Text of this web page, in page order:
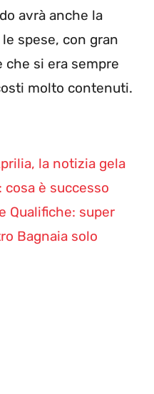
avrà anche la
spese, con gran
che si era sempre
molto contenuti.
la notizia gela
è successo
Qualifiche: super
Bagnaia solo